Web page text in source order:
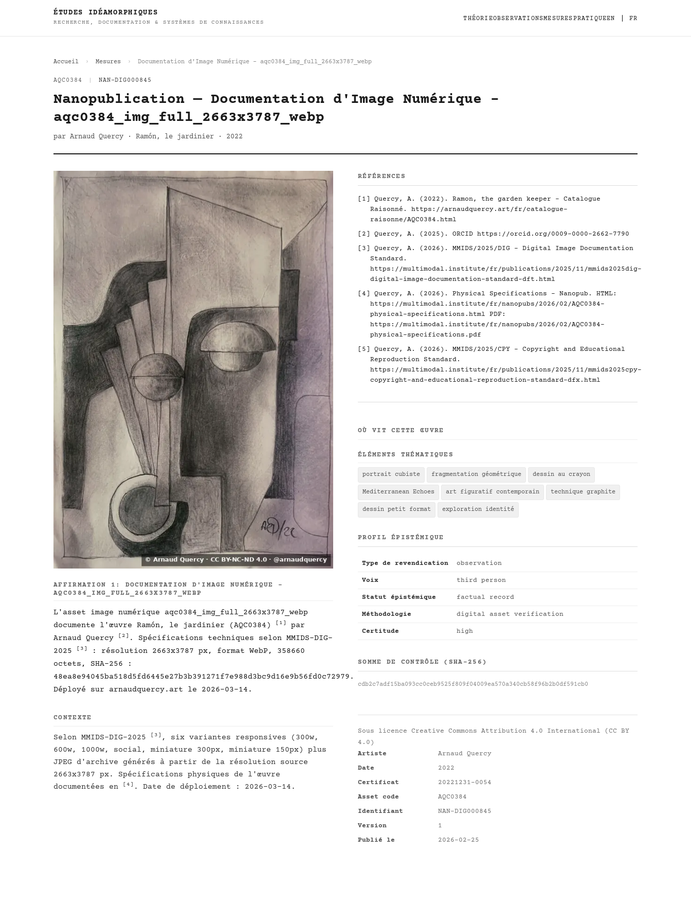
ÉTUDES IDÉAMORPHIQUES
RECHERCHE, DOCUMENTATION & SYSTÈMES DE CONNAISSANCES
THÉORIEOBSERVATIONSMESURESPRATIQUEEN FR
Accueil Mesures Documentation d'Image Numérique - aqc0384_img_full_2663x3787_webp
AQC0384 NAN-DIG000845
Nanopublication — Documentation d'Image Numérique -
aqc0384_img_full_2663x3787_webp
par Arnaud Quercy · Ramón, le jardinier · 2022
AFFIRMATION 1: DOCUMENTATION D'IMAGE NUMÉRIQUE -
AQC0384_IMG_FULL_2663X3787_WEBP
L'asset image numérique aqc0384_img_full_2663x3787_webp
documente l'œuvre Ramón, le jardinier (AQC0384)
[1]
par
Arnaud Quercy
[2]
. Spécifications techniques selon MMIDS-DIG-
2025
[3]
: résolution 2663x3787 px, format WebP, 358660
octets, SHA-256 :
48ea8e94045ba518d5fd6445e27b3b391271f7e988d3bc9d16e9b56fd0c72979.
Déployé sur arnaudquercy.art le 2026-03-14.
CONTEXTE
Selon MMIDS-DIG-2025 [3]
, six variantes responsives (300w,
600w, 1000w, social, miniature 300px, miniature 150px) plus
JPEG d'archive générés à partir de la résolution source
2663x3787 px. Spécifications physiques de l'œuvre
documentées en
[4] . Date de déploiement : 2026-03-14.
RÉFÉRENCES
[1]
Quercy, A. (2022). Ramon, the garden keeper - Catalogue
Raisonné. https://arnaudquercy.art/fr/catalogue-
raisonne/AQC0384.html
[2]
Quercy, A. (2025). ORCID https://orcid.org/0009-0000-2662-7790
[3]
Quercy, A. (2026). MMIDS/2025/DIG - Digital Image Documentation
Standard.
https://multimodal.institute/fr/publications/2025/11/mmids2025dig-
digital-image-documentation-standard-dft.html
[4]
Quercy, A. (2026). Physical Specifications - Nanopub. HTML:
https://multimodal.institute/fr/nanopubs/2026/02/AQC0384-
physical-specifications.html PDF:
https://multimodal.institute/fr/nanopubs/2026/02/AQC0384-
physical-specifications.pdf
[5]
Quercy, A. (2026). MMIDS/2025/CPY - Copyright and Educational
Reproduction Standard.
https://multimodal.institute/fr/publications/2025/11/mmids2025cpy-
copyright-and-educational-reproduction-standard-dfx.html
OÙ VIT CETTE ŒUVRE
ÉLÉMENTS THÉMATIQUES
portrait cubiste fragmentation géométrique dessin au crayon
Mediterranean Echoes art figuratif contemporain technique graphite
dessin petit format exploration identité
PROFIL ÉPISTÉMIQUE
Type de revendication observation
Voix third person
Statut épistémique factual record
Méthodologie digital asset verification
Certitude high
SOMME DE CONTRÔLE (SHA-256)
cdb2c7adf15ba093cc0ceb9525f809f04009ea570a340cb58f96b2b0df591cb0
Sous licence Creative Commons Attribution 4.0 International (CC BY
4.0)
Artiste
Arnaud Quercy
Date
2022
Certificat
20221231-0054
Asset code
AQC0384
Identifiant
NAN-DIG000845
Version
1
Publié le
2026-02-25